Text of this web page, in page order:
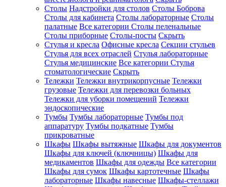
Столы Надстройки для столов Столы Боброва
Столы для кабинета Столы лабораторные Столы
палатные Все категории Столы пеленальные
Столы приборные Столы-посты Скрыть
Стулья и кресла Офисные кресла Секции стульев
Стулья для всех отраслей Стулья лабораторные
Стулья медицинские Все категории Стулья
стоматологические Скрыть
Тележки Тележки внутрикорпусные Тележки
грузовые Тележки для перевозки больных
Тележки для уборки помещений Тележки
эндоскопические
Тумбы Тумбы лабораторные Тумбы под
аппаратуру Тумбы подкатные Тумбы
прикроватные
Шкафы Шкафы вытяжные Шкафы для документов
Шкафы для ключей (ключницы) Шкафы для
медикаментов Шкафы для одежды Все категории
Шкафы для сумок Шкафы картотечные Шкафы
лабораторные Шкафы навесные Шкафы-стеллажи